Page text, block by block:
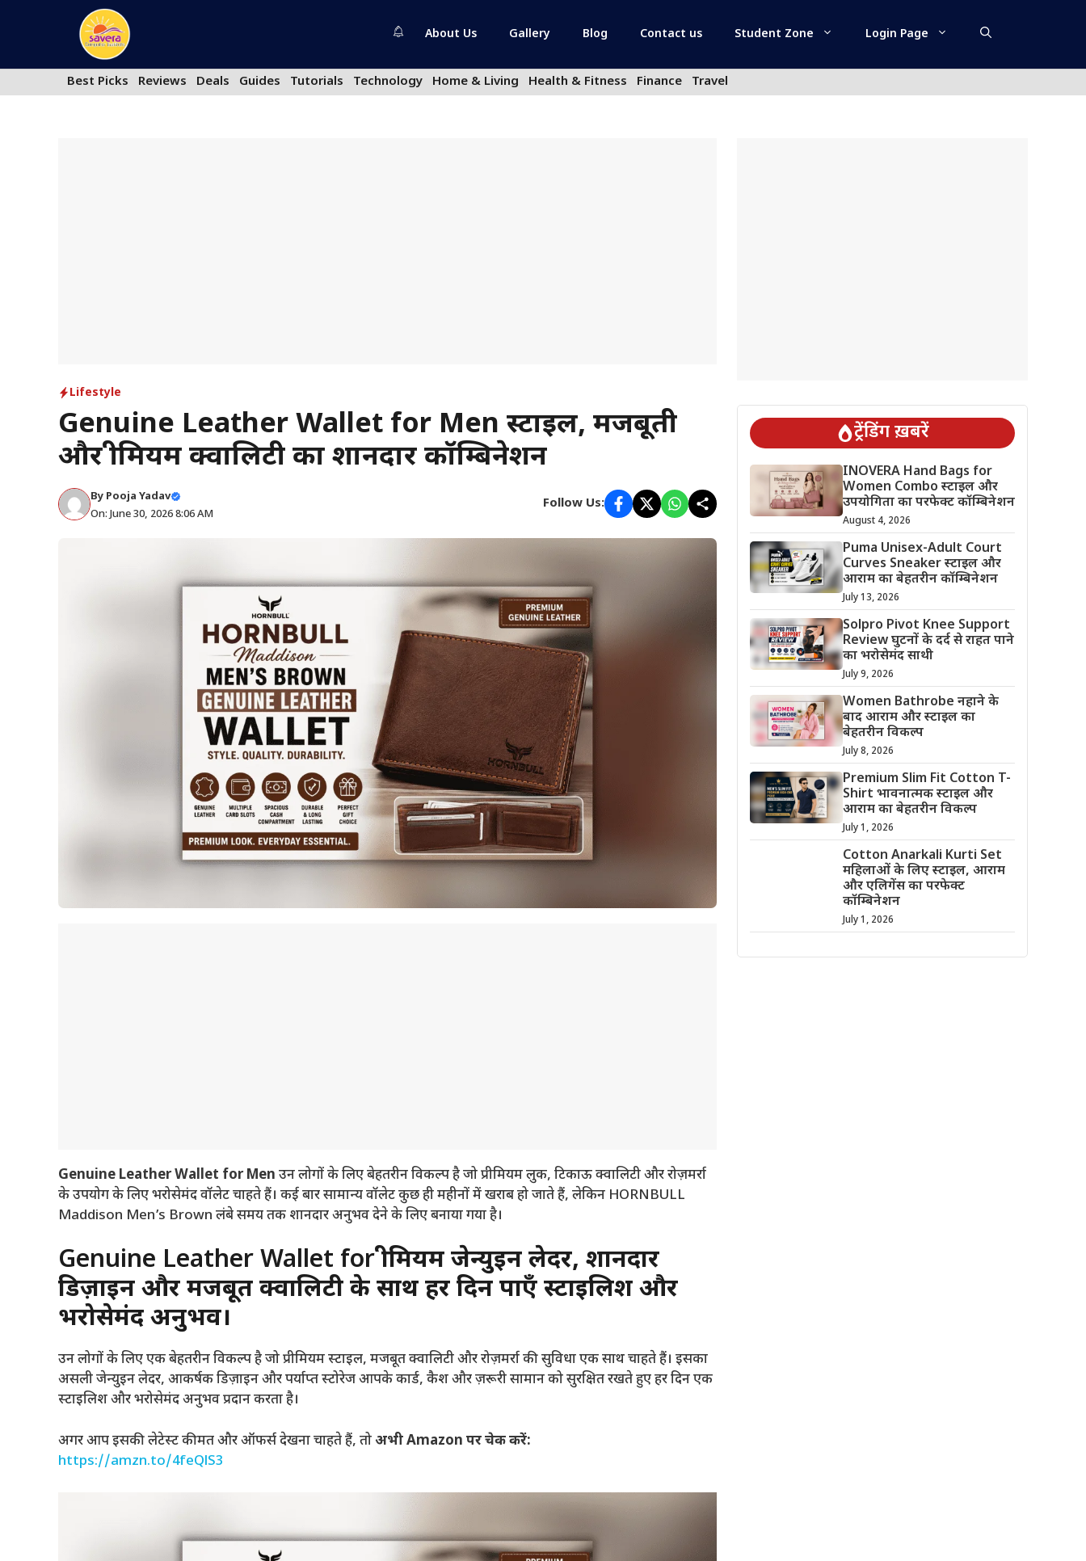
About Us Gallery Blog Contact us Student Zone Login Page
Best Picks Reviews Deals Guides Tutorials Technology Home & Living Health & Fitness Finance Travel
Lifestyle
Genuine Leather Wallet for Men स्टाइल, मजबूती
और प्रीमियम क्वालिटी का शानदार कॉम्बिनेशन
By Pooja Yadav
On: June 30, 2026 8:06 AM
Follow Us:
Genuine Leather Wallet for Men उन लोगों के लिए बेहतरीन विकल्प है जो प्रीमियम लुक, टिकाऊ क्वालिटी और रोज़मर्रा
के उपयोग के लिए भरोसेमंद वॉलेट चाहते हैं। कई बार सामान्य वॉलेट कुछ ही महीनों में खराब हो जाते हैं, लेकिन HORNBULL
Maddison Men’s Brown लंबे समय तक शानदार अनुभव देने के लिए बनाया गया है।
Genuine Leather Wallet forप्रीमियम जेन्युइन लेदर, शानदार
डिज़ाइन और मजबूत क्वालिटी के साथ हर दिन पाएँ स्टाइलिश और
भरोसेमंद अनुभव।
उन लोगों के लिए एक बेहतरीन विकल्प है जो प्रीमियम स्टाइल, मजबूत क्वालिटी और रोज़मर्रा की सुविधा एक साथ चाहते हैं। इसका
असली जेन्युइन लेदर, आकर्षक डिज़ाइन और पर्याप्त स्टोरेज आपके कार्ड, कैश और ज़रूरी सामान को सुरक्षित रखते हुए हर दिन एक
स्टाइलिश और भरोसेमंद अनुभव प्रदान करता है।
अगर आप इसकी लेटेस्ट कीमत और ऑफर्स देखना चाहते हैं, तोअभी Amazon पर चेक करें:
https://amzn.to/4feQlS3
ट्रेंडिंग ख़बरें
INOVERA Hand Bags for
Women Combo स्टाइल और
उपयोगिता का परफेक्ट कॉम्बिनेशन
August 4, 2026
Puma Unisex-Adult Court
Curves Sneaker स्टाइल और
आराम का बेहतरीन कॉम्बिनेशन
July 13, 2026
Solpro Pivot Knee Support
Review घुटनों के दर्द से राहत पाने
का भरोसेमंद साथी
July 9, 2026
Women Bathrobe नहाने के
बाद आराम और स्टाइल का
बेहतरीन विकल्प
July 8, 2026
Premium Slim Fit Cotton T-
Shirt भावनात्मक स्टाइल और
आराम का बेहतरीन विकल्प
July 1, 2026
Cotton Anarkali Kurti Set
महिलाओं के लिए स्टाइल, आराम
और एलिगेंस का परफेक्ट
कॉम्बिनेशन
July 1, 2026